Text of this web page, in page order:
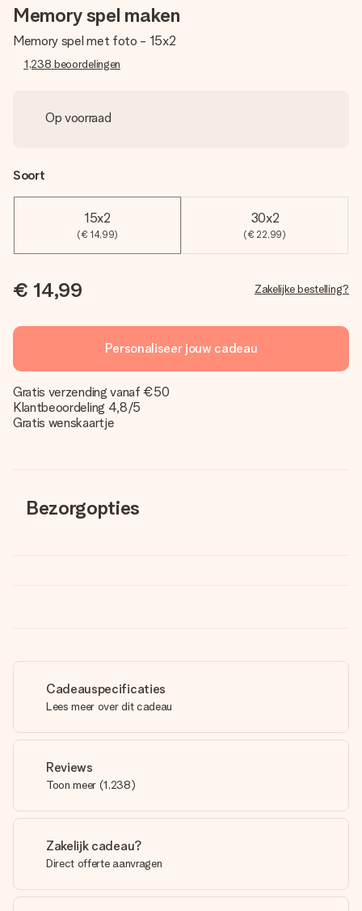
Memory spel maken
Memory spel met foto - 15x2
1,238 beoordelingen
Op voorraad
Soort
15x2
(€ 14,99)
30x2
(€ 22,99)
€ 14,99 Zakelijke bestelling?
Personaliseer jouw cadeau
Gratis verzending vanaf €50
Klantbeoordeling 4,8/5
Gratis wenskaartje
Bezorgopties
Cadeauspecificaties
Lees meer over dit cadeau
Reviews
Toon meer (1,238)
Zakelijk cadeau?
Direct offerte aanvragen